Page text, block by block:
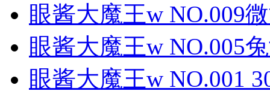
眼酱大魔王w NO.009
眼酱大魔王w NO.005
眼酱大魔王w NO.001